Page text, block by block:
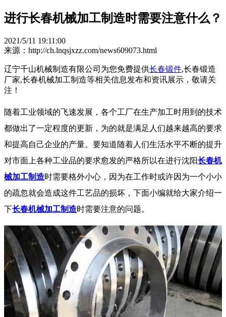
进行长春机械加工制造时需要注意什么？
2021/5/11 19:11:00
来源：http://ch.lnqsjxzz.com/news609073.html
辽宁千山机械制造有限公司为您免费提供长春锻件,长春锻造
厂家,长春机械加工制造等相关信息发布和资讯展示，敬请关
注！
随着工业领域的飞速发展，各个工厂在生产加工时用到的技术
都做出了一定程度的更新，为的就是满足人们越来越高的要求
和提高自己企业的产量。要知道随着人们生活水平不断的提升
对市面上各种工业品的要求愈发的严格所以在进行沈阳长春机
械加工制造时需要格外小心，因为在工作时或许因为一个小小
的疏忽就会造成这件工艺品的损坏，下面小编就给大家介绍一
下长春机械加工制造时需要注意的问题。